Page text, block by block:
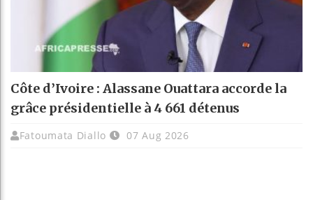
Côte d’Ivoire : Alassane Ouattara accorde la
grâce présidentielle à 4 661 détenus
Fatoumata Diallo 07 Aug 2026